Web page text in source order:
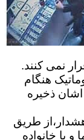
نمی کنند.
هنگام
اشان ذخیره
طریق
و یا خانواده